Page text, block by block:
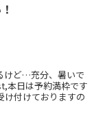
けど…充分、暑いで
本日は予約満枠です
け付けておりますの